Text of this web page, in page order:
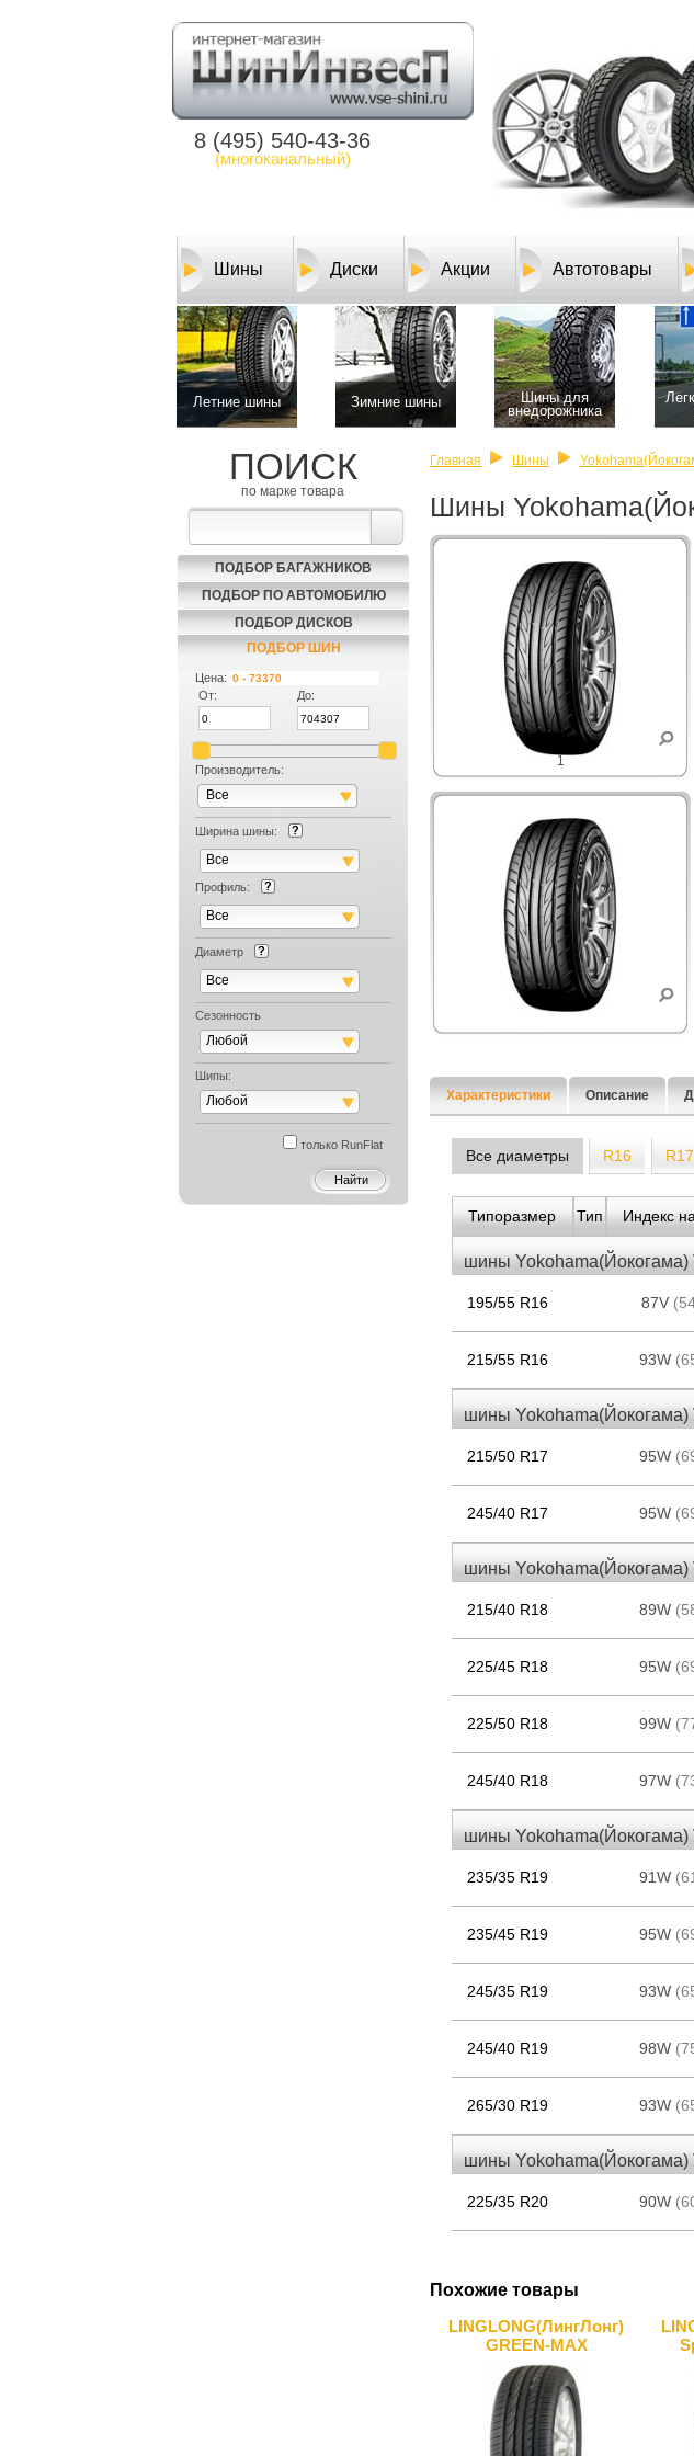
8 (495) 540-43-36
(многоканальный)
Шины Диски Акции Автотовары
Летние шины Зимние шины
Шины для
внедорожника
ПОИСК
по марке товара
ПОДБОР БАГАЖНИКОВ
ПОДБОР ПО АВТОМОБИЛЮ
ПОДБОР ДИСКОВ
ПОДБОР ШИН
Цена:
От:
До:
Производитель:
Все
Ширина шины:
Все
Профиль:
Все
Диаметр
Все
Сезонность
Любой
Шипы:
Любой
только RunFlat
Главная Шины
Шины
1
Характеристики Описание
Все диаметры R16 R17
Типоразмер Тип Индекс
шины Yokohama(Йокогама)
195/55 R16 87V
215/55 R16 93W
шины Yokohama(Йокогама)
215/50 R17 95W
245/40 R17 95W
шины Yokohama(Йокогама)
215/40 R18 89W
225/45 R18 95W
225/50 R18 99W
245/40 R18 97W
шины Yokohama(Йокогама)
235/35 R19 91W
235/45 R19 95W
245/35 R19 93W
245/40 R19 98W
265/30 R19 93W
шины Yokohama(Йокогама)
225/35 R20 90W
Похожие товары
LINGLONG(ЛингЛонг)
GREEN-MAX